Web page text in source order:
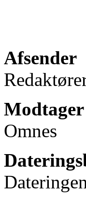
Afsender
Modtager
Omnes